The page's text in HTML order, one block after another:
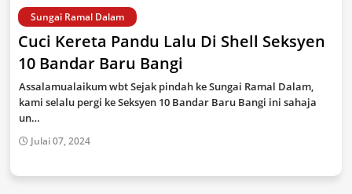
Sungai Ramal Dalam
Cuci Kereta Pandu Lalu Di Shell Seksyen
10 Bandar Baru Bangi
Assalamualaikum wbt Sejak pindah ke Sungai Ramal Dalam,
kami selalu pergi ke Seksyen 10 Bandar Baru Bangi ini sahaja
un…
Julai 07, 2024